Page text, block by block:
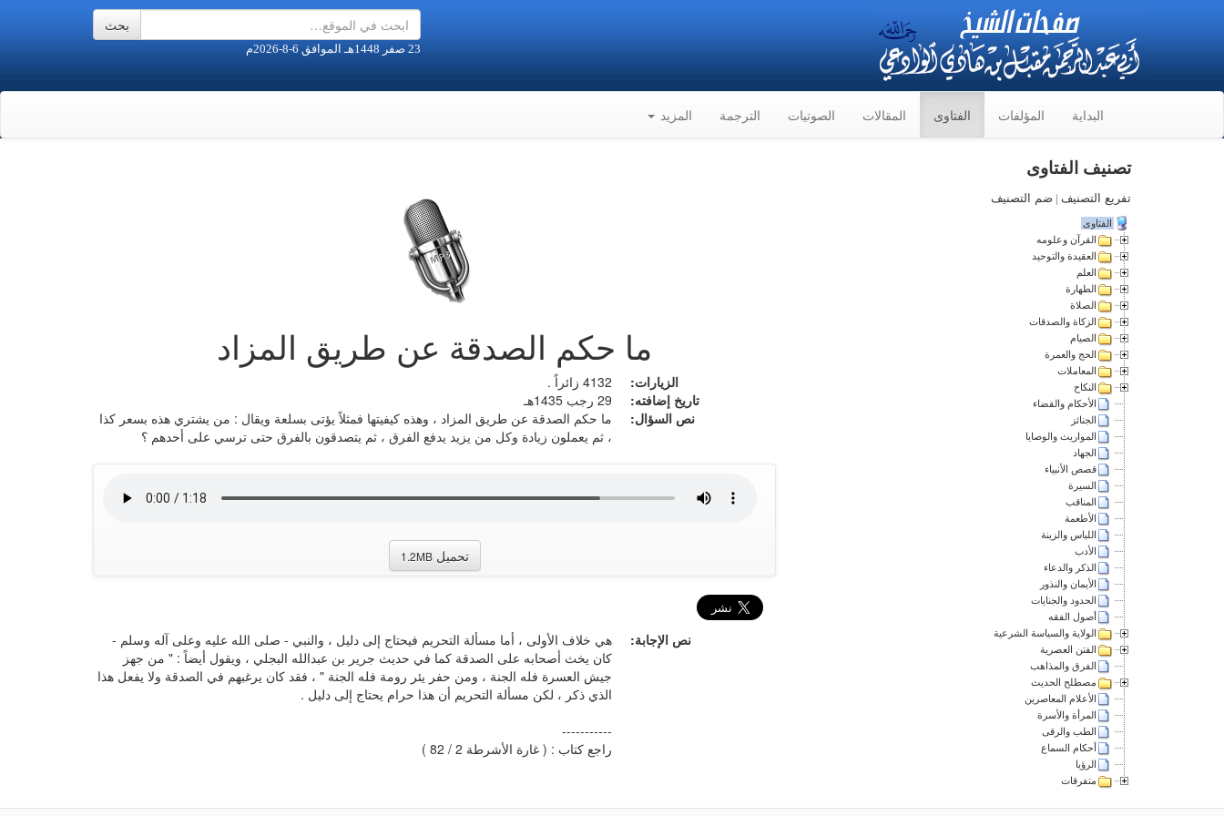
23 صفر 1448هـ الموافق 6-8-2026م
البداية المؤلفات الفتاوى المقالات الصوتيات الترجمة المزيد
ما حكم الصدقة عن طريق المزاد
الزيارات:
4132 زائراً .
تاريخ إضافته:
29 رجب 1435هـ
نص السؤال:
ما حكم الصدقة عن طريق المزاد ، وهذه كيفيتها فمثلاً يؤتى بسلعة ويقال : من يشتري هذه بسعر كذا
، ثم يعملون زيادة وكل من يزيد يدفع الفرق ، ثم يتصدقون بالفرق حتى ترسي على أحدهم ؟
تحميل1.2MB
نص الإجابة:
هي خلاف الأولى ، أما مسألة التحريم فيحتاج إلى دليل ، والنبي - صلى الله عليه وعلى آله وسلم -
كان يخث أصحابه على الصدقة كما في حديث جرير بن عبدالله البجلي ، ويقول أيضاً : " من جهز
جيش العسرة فله الجنة ، ومن حفر يئر رومة فله الجنة " ، فقد كان يرغبهم في الصدقة ولا يفعل هذا
الذي ذكر ، لكن مسألة التحريم أن هذا حرام يحتاج إلى دليل .
-----------
راجع كتاب : ( غارة الأشرطة 2 / 82 )
تصنيف الفتاوى
تفريع التصنيف | ضم التصنيف
الفتاوى
القرآن وعلومه
العقيدة والتوحيد
العلم
الطهارة
الصلاة
الزكاة والصدقات
الصيام
الحج والعمرة
المعاملات
النكاح
الأحكام والقضاء
الجنائز
المواريث والوصايا
الجهاد
قصص الأنبياء
السيرة
المناقب
الأطعمة
اللباس والزينة
الأدب
الذكر والدعاء
الأيمان والنذور
الحدود والجنايات
أصول الفقه
الولاية والسياسة الشرعية
الفتن العصرية
الفرق والمذاهب
مصطلح الحديث
الأعلام المعاصرين
المرأة والأسرة
الطب والرقى
أحكام السماع
الرؤيا
متفرقات